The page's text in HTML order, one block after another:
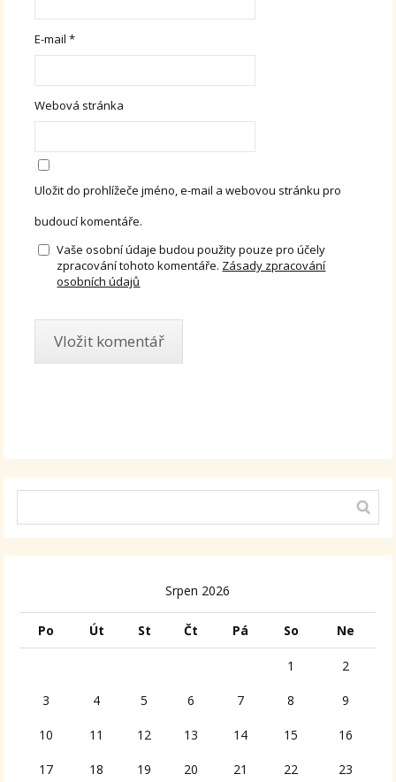
E-mail*
Webová stránka
Uložit do prohlížeče jméno, e-mail a webovou stránku pro
budoucí komentáře.
Vaše osobní údaje budou použity pouze pro účely
zpracování tohoto komentáře. Zásady zpracování
osobních údajů
Srpen 2026
Po Út St Čt Pá So Ne
1 2
3 4 5 6 7 8 9
10 11 12 13 14 15 16
17 18 19 20 21 22 23